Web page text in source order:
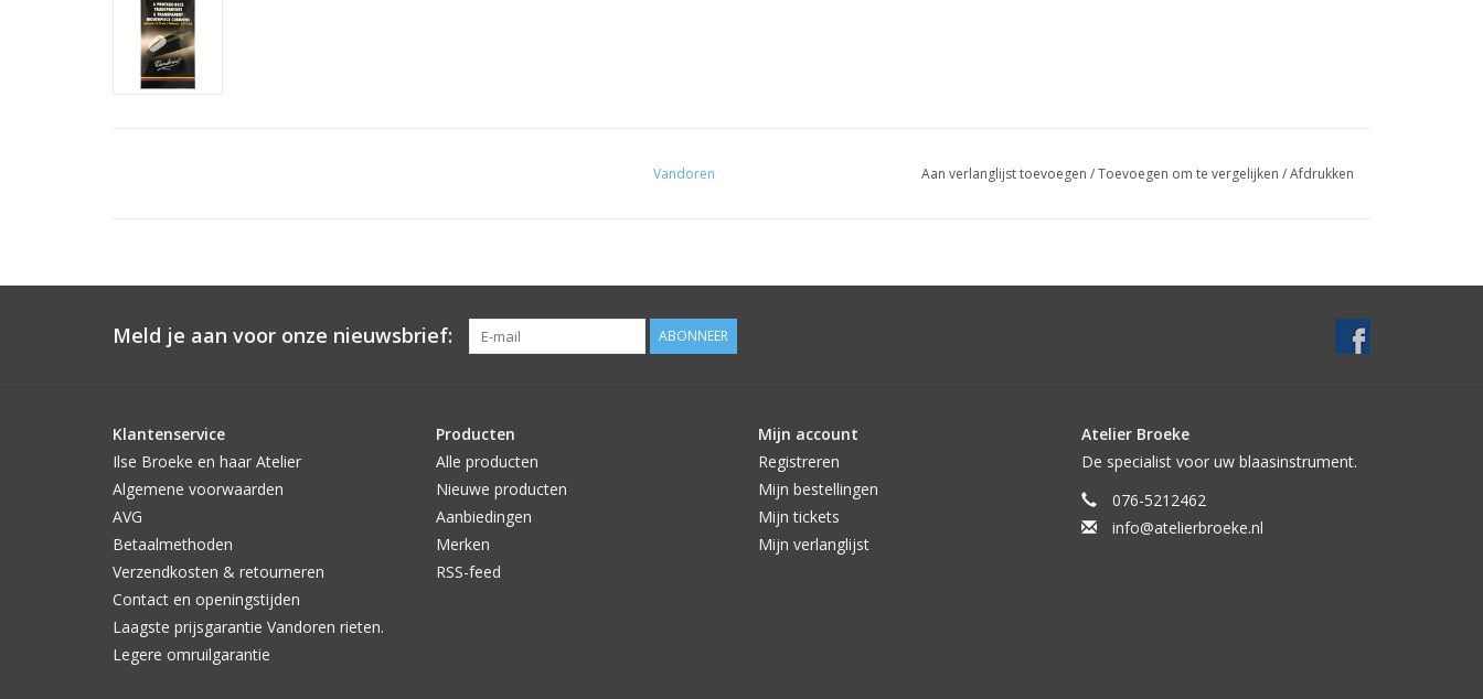
Vandoren Aan verlanglijst toevoegen /Toevoegen om te vergelijken /Afdrukken
Meld je aan voor onze nieuwsbrief: ABONNEER
Klantenservice
Ilse Broeke en haar Atelier
Algemene voorwaarden
AVG
Betaalmethoden
Verzendkosten & retourneren
Contact en openingstijden
Laagste prijsgarantie Vandoren rieten.
Legere omruilgarantie
Producten
Alle producten
Nieuwe producten
Aanbiedingen
Merken
RSS-feed
Mijn account
Registreren
Mijn bestellingen
Mijn tickets
Mijn verlanglijst
Atelier Broeke
De specialist voor uw blaasinstrument.
076-5212462
info@atelierbroeke.nl